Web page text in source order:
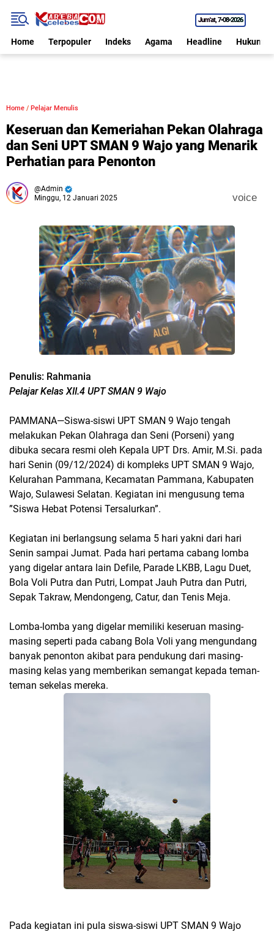
Jum'at 7•08•2026
Home Terpopuler Indeks Agama Headline Hukum
Home / Pelajar Menulis
Keseruan dan Kemeriahan Pekan Olahraga
dan Seni UPT SMAN 9 Wajo yang Menarik
Perhatian para Penonton
Admin
Minggu, 12 Januari 2025
voice
Penulis: Rahmania
Pelajar Kelas XII.4 UPT SMAN 9 Wajo
PAMMANA—Siswa-siswi UPT SMAN 9 Wajo tengah
melakukan Pekan Olahraga dan Seni (Porseni) yang
dibuka secara resmi oleh Kepala UPT Drs. Amir, M.Si. pada
hari Senin (09/12/2024) di kompleks UPT SMAN 9 Wajo,
Kelurahan Pammana, Kecamatan Pammana, Kabupaten
Wajo, Sulawesi Selatan. Kegiatan ini mengusung tema
”Siswa Hebat Potensi Tersalurkan”.
Kegiatan ini berlangsung selama 5 hari yakni dari hari
Senin sampai Jumat. Pada hari pertama cabang lomba
yang digelar antara lain Defile, Parade LKBB, Lagu Duet,
Bola Voli Putra dan Putri, Lompat Jauh Putra dan Putri,
Sepak Takraw, Mendongeng, Catur, dan Tenis Meja.
Lomba-lomba yang digelar memiliki keseruan masing-
masing seperti pada cabang Bola Voli yang mengundang
banyak penonton akibat para pendukung dari masing-
masing kelas yang memberikan semangat kepada teman-
teman sekelas mereka.
Pada kegiatan ini pula siswa-siswi UPT SMAN 9 Wajo